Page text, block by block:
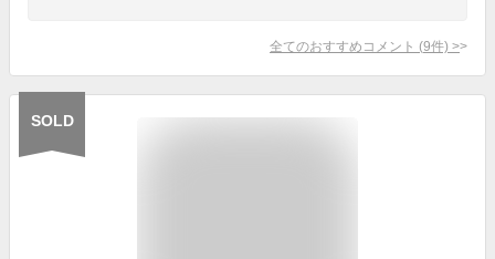
全てのおすすめコメント (9件) >
SOLD